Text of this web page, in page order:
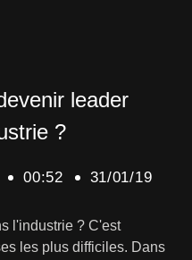
leader
?
00:52 31/01/19
l'industrie ? C'est
les plus difficiles. Dans